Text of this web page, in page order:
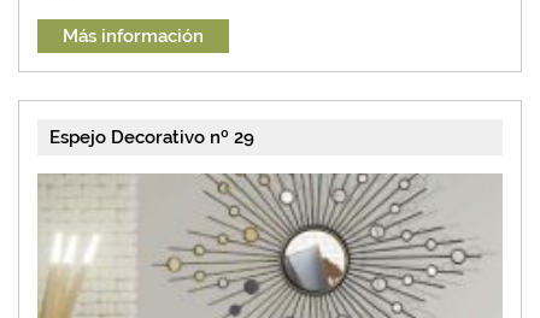
Más información
Espejo Decorativo nº 29